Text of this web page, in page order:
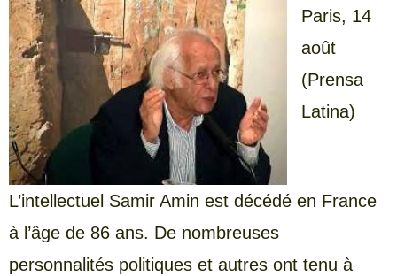
Paris, 14
août
(Prensa
Latina)
L’intellectuel Samir Amin est décédé en France
à l’âge de 86 ans. De nombreuses
personnalités politiques et autres ont tenu à